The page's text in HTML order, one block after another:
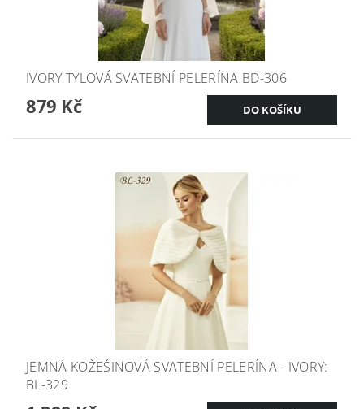
IVORY TYLOVÁ SVATEBNÍ PELERÍNA BD-306
879 Kč
JEMNÁ KOŽEŠINOVÁ SVATEBNÍ PELERÍNA - IVORY:
BL-329